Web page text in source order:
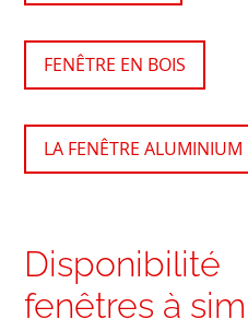
FENÊTRE EN BOIS
LA FENÊTRE ALUMINIUM
fenêtres à